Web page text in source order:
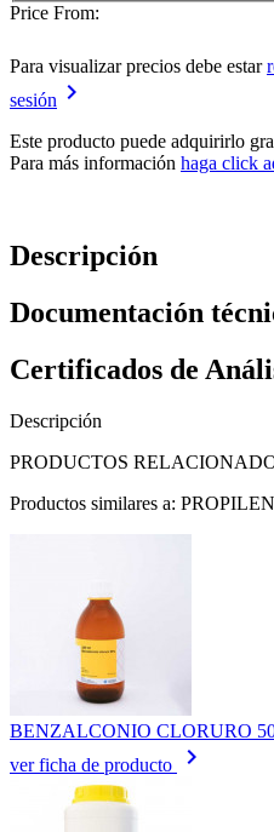
Price From:
Para visualizar precios debe estar
sesión keyboard_arrow_right
Este producto puede adquirirlo
Para más información haga click
Descripción
Documentación
Certificados de
Descripción
PRODUCTOS
Productos similares a:
BENZALCONIO CLORURO
ver ficha de producto
keyboard_arrow_right